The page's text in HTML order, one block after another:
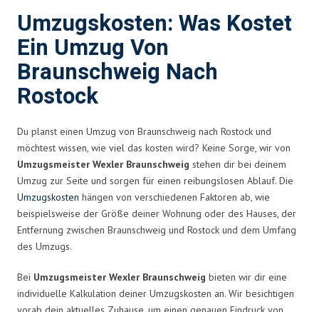
Umzugskosten: Was Kostet
Ein Umzug Von
Braunschweig Nach
Rostock
Du planst einen Umzug von Braunschweig nach Rostock und
möchtest wissen, wie viel das kosten wird? Keine Sorge, wir von
Umzugsmeister Wexler Braunschweig stehen dir bei deinem
Umzug zur Seite und sorgen für einen reibungslosen Ablauf. Die
Umzugskosten hängen von verschiedenen Faktoren ab, wie
beispielsweise der Größe deiner Wohnung oder des Hauses, der
Entfernung zwischen Braunschweig und Rostock und dem Umfang
des Umzugs.
Bei Umzugsmeister Wexler Braunschweig bieten wir dir eine
individuelle Kalkulation deiner Umzugskosten an. Wir besichtigen